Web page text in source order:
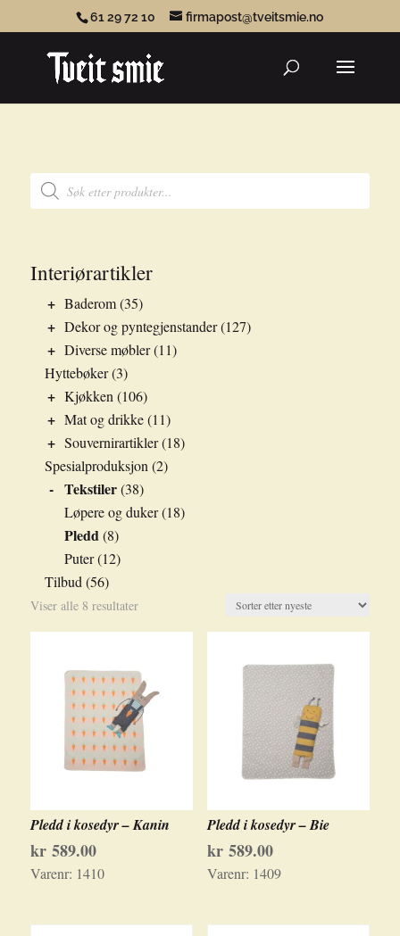
61 29 72 10 firmapost@tveitsmie.no
Products
search
Interiørartikler
+ Baderom(35)
+ Dekor og pyntegjenstander(127)
+ Diverse møbler(11)
Hyttebøker (3)
+ Kjøkken (106)
+ Mat og drikke(11)
+ Souvernirartikler(18)
Spesialproduksjon (2)
- Tekstiler(38)
Løpere og duker(18)
Pledd(8)
Puter(12)
Tilbud (56)
Viser alle 8 resultaterSortert
etter
Pledd i kosedyr – Kanin
kr589.00
Varenr: 1410
Pledd i kosedyr – Bie
kr589.00
Varenr: 1409